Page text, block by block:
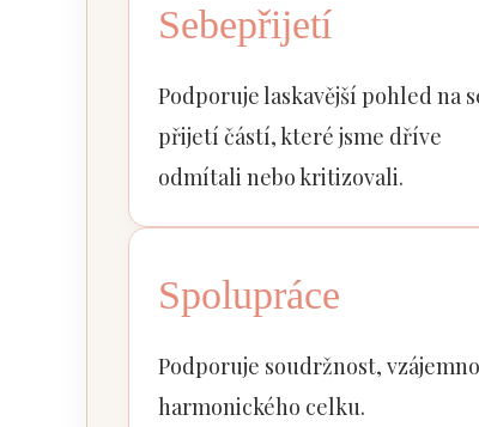
Sebepřijetí
Podporuje laskavější pohled na
přijetí částí, které jsme dříve
odmítali nebo kritizovali.
Spolupráce
Podporuje soudržnost,
harmonického celku.